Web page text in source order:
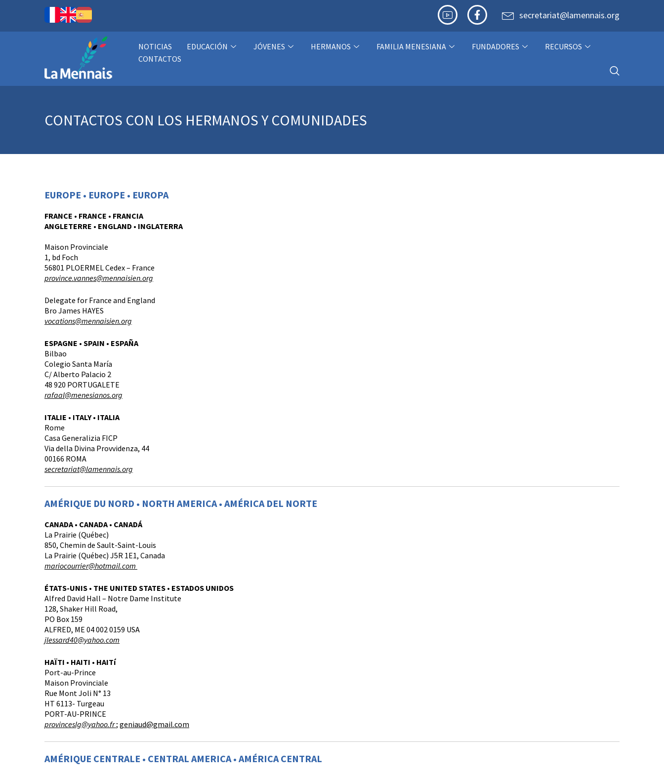
secretariat@lamennais.org
NOTICIAS EDUCACIÓN JÓVENES HERMANOS FAMILIA MENESIANA FUNDADORES
RECURSOS
CONTACTOS
CONTACTOS CON LOS HERMANOS Y COMUNIDADES
EUROPE • EUROPE • EUROPA
FRANCE • FRANCE • FRANCIA
ANGLETERRE • ENGLAND • INGLATERRA
Maison Provinciale
1, bd Foch
56801 PLOERMEL Cedex – France
province.vannes@mennaisien.org
Delegate for France and England
Bro James HAYES
vocations@mennaisien.org
ESPAGNE • SPAIN • ESPAÑA
Bilbao
Colegio Santa María
C/ Alberto Palacio 2
48 920 PORTUGALETE
rafaal@menesianos.org
ITALIE • ITALY • ITALIA
Rome
Casa Generalizia FICP
Via della Divina Provvidenza, 44
00166 ROMA
secretariat@lamennais.org
AMÉRIQUE DU NORD • NORTH AMERICA • AMÉRICA DEL NORTE
CANADA • CANADA • CANADÁ
La Prairie (Québec)
850, Chemin de Sault-Saint-Louis
La Prairie (Québec) J5R 1E1, Canada
mariocourrier@hotmail.com
ÉTATS-UNIS • THE UNITED STATES • ESTADOS UNIDOS
Alfred David Hall – Notre Dame Institute
128, Shaker Hill Road,
PO Box 159
ALFRED, ME 04 002 0159 USA
jlessard40@yahoo.com
HAÏTI • HAITI • HAITí
Port-au-Prince
Maison Provinciale
Rue Mont Joli N° 13
HT 6113- Turgeau
PORT-AU-PRINCE
provinceslg@yahoo.fr; geniaud@gmail.com
AMÉRIQUE CENTRALE • CENTRAL AMERICA • AMÉRICA CENTRAL